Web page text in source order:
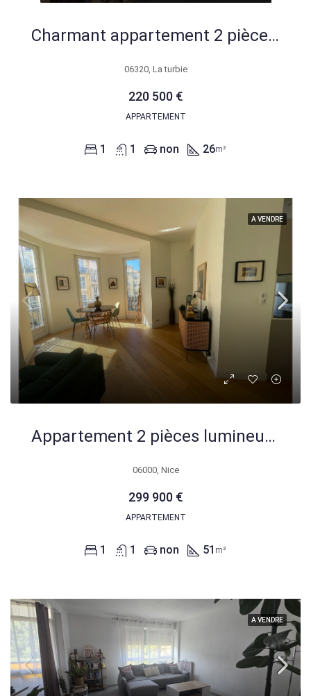
Charmant appartement 2 pièces rénové avec aperçu mer à La Turbie
06320, La turbie
220 500 €
APPARTEMENT
1 1 non 26m²
A VENDRE
Appartement 2 pièces lumineux de 51 m² à Nice, proche ICONIC et commodités
06000, Nice
299 900 €
APPARTEMENT
1 1 non 51 m²
A VENDRE